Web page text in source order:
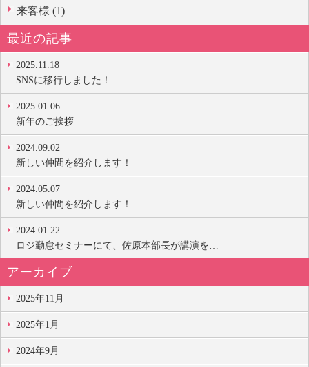
来客様 (1)
最近の記事
2025.11.18
SNSに移行しました！
2025.01.06
新年のご挨拶
2024.09.02
新しい仲間を紹介します！
2024.05.07
新しい仲間を紹介します！
2024.01.22
ロジ勤怠セミナーにて、佐原本部長が講演を…
アーカイブ
2025年11月
2025年1月
2024年9月